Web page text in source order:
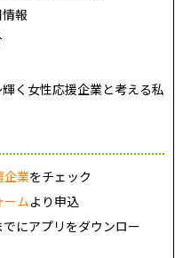
報
く女性応援企業と考える私
企業をチェック
ームより申込
にアプリをダウンロー